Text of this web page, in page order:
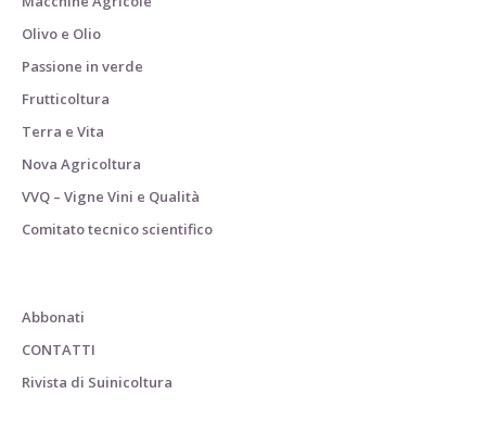
Olivo e Olio
Passione in verde
Frutticoltura
Terra e Vita
Nova Agricoltura
VVQ – Vigne Vini e Qualità
Comitato tecnico scientifico
Abbonati
CONTATTI
Rivista di Suinicoltura